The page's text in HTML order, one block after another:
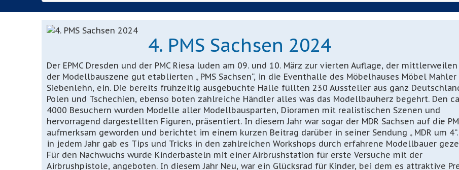
4. PMS Sachsen 2024
Der EPMC Dresden und der PMC Riesa luden am 09. und 10. März zur vierten Auflage, der
der Modellbauszene gut etablierten „ PMS Sachsen“, in die Eventhalle des Möbelhauses Möbel Mahler
Siebenlehn, ein. Die bereits frühzeitig ausgebuchte Halle füllten 230 Aussteller aus ganz
Polen und Tschechien, ebenso boten zahlreiche Händler alles was das Modellbauherz begehrt. Den
4000 Besuchern wurden Modelle aller Modellbausparten, Dioramen mit realistischen Szenen und
hervorragend dargestellten Figuren, präsentiert. In diesem Jahr war sogar der MDR Sachsen auf die
aufmerksam geworden und berichtet im einem kurzen Beitrag darüber in seiner Sendung „ MDR um
in jedem Jahr gab es Tips und Tricks in den zahlreichen Workshops durch erfahrene Modellbauer
Für den Nachwuchs wurde Kinderbasteln mit einer Airbrushstation für erste Versuche mit der
Airbrushpistole, angeboten. In diesem Jahr Neu, war ein Glücksrad für Kinder, bei dem es attraktive